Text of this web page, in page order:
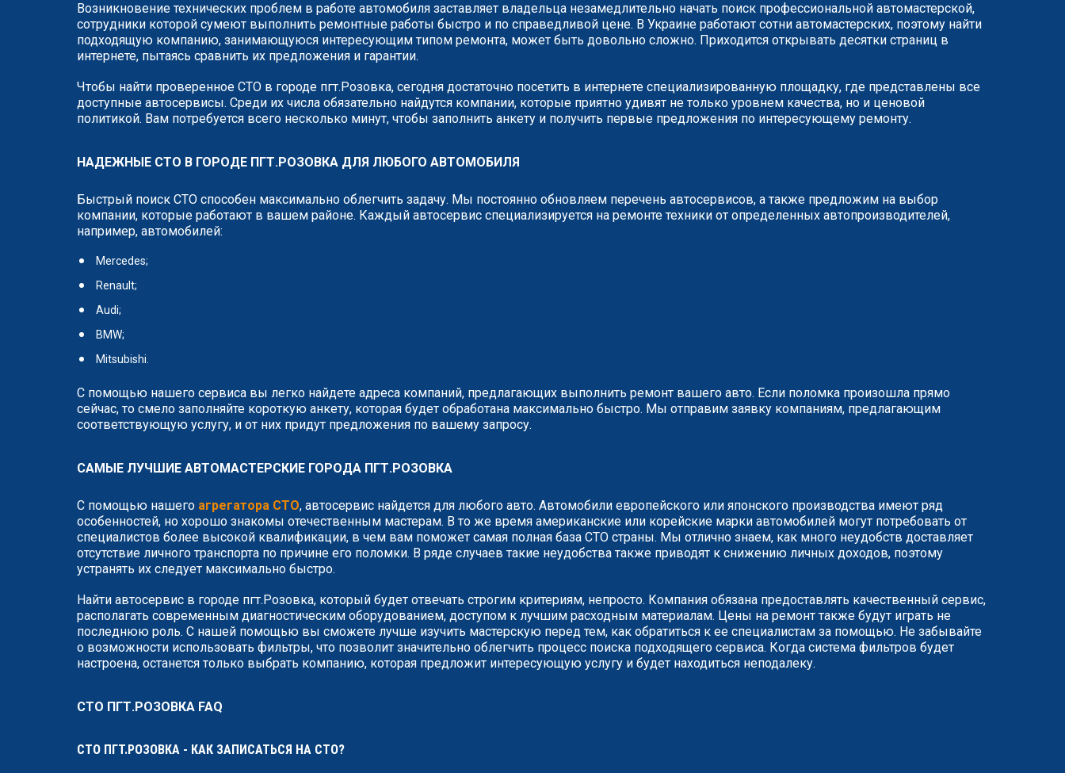
Возникновение технических проблем в работе автомобиля заставляет владельца незамедлительно начать поиск профессиональной автомастерской,
сотрудники которой сумеют выполнить ремонтные работы быстро и по справедливой цене. В Украине работают сотни автомастерских, поэтому найти
подходящую компанию, занимающуюся интересующим типом ремонта, может быть довольно сложно. Приходится открывать десятки страниц в
интернете, пытаясь сравнить их предложения и гарантии.
Чтобы найти проверенное СТО в городе пгт.Розовка, сегодня достаточно посетить в интернете специализированную площадку, где представлены все
доступные автосервисы. Среди их числа обязательно найдутся компании, которые приятно удивят не только уровнем качества, но и ценовой
политикой. Вам потребуется всего несколько минут, чтобы заполнить анкету и получить первые предложения по интересующему ремонту.
НАДЕЖНЫЕ СТО В ГОРОДЕ ПГТ.РОЗОВКА ДЛЯ ЛЮБОГО АВТОМОБИЛЯ
Быстрый поиск СТО способен максимально облегчить задачу. Мы постоянно обновляем перечень автосервисов, а также предложим на выбор
компании, которые работают в вашем районе. Каждый автосервис специализируется на ремонте техники от определенных автопроизводителей,
например, автомобилей:
Mercedes;
Renault;
Audi;
BMW;
Mitsubishi.
С помощью нашего сервиса вы легко найдете адреса компаний, предлагающих выполнить ремонт вашего авто. Если поломка произошла прямо
сейчас, то смело заполняйте короткую анкету, которая будет обработана максимально быстро. Мы отправим заявку компаниям, предлагающим
соответствующую услугу, и от них придут предложения по вашему запросу.
САМЫЕ ЛУЧШИЕ АВТОМАСТЕРСКИЕ ГОРОДА ПГТ.РОЗОВКА
С помощью нашего агрегатора СТО, автосервис найдется для любого авто. Автомобили европейского или японского производства имеют ряд
особенностей, но хорошо знакомы отечественным мастерам. В то же время американские или корейские марки автомобилей могут потребовать от
специалистов более высокой квалификации, в чем вам поможет самая полная база СТО страны. Мы отлично знаем, как много неудобств доставляет
отсутствие личного транспорта по причине его поломки. В ряде случаев такие неудобства также приводят к снижению личных доходов, поэтому
устранять их следует максимально быстро.
Найти автосервис в городе пгт.Розовка, который будет отвечать строгим критериям, непросто. Компания обязана предоставлять качественный сервис,
располагать современным диагностическим оборудованием, доступом к лучшим расходным материалам. Цены на ремонт также будут играть не
последнюю роль. С нашей помощью вы сможете лучше изучить мастерскую перед тем, как обратиться к ее специалистам за помощью. Не забывайте
о возможности использовать фильтры, что позволит значительно облегчить процесс поиска подходящего сервиса. Когда система фильтров будет
настроена, останется только выбрать компанию, которая предложит интересующую услугу и будет находиться неподалеку.
СТО ПГТ.РОЗОВКА FAQ
СТО ПГТ.РОЗОВКА - КАК ЗАПИСАТЬСЯ НА СТО?